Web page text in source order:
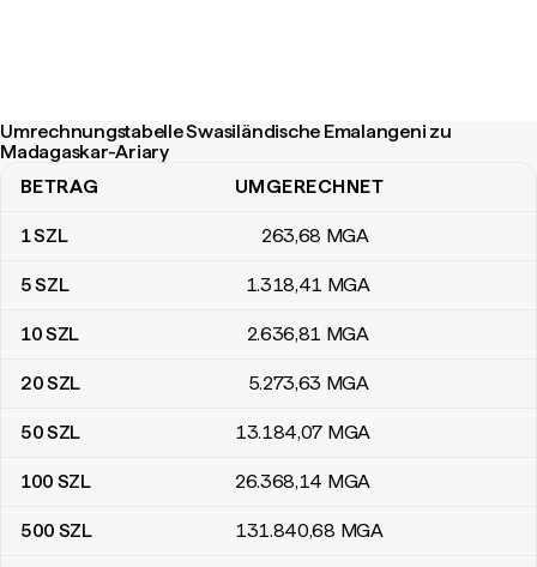
Umrechnungstabelle Swasiländische Emalangeni zu
Madagaskar-Ariary
Umrechnungstabelle Swasiländische Emalangeni zu
BETRAG UMGERECHNET
1SZL 263,68 MGA
5SZL 1.318,41 MGA
10SZL 2.636,81 MGA
20SZL 5.273,63 MGA
50SZL 13.184,07 MGA
100 SZL 26.368,14 MGA
500 SZL 131.840,68 MGA